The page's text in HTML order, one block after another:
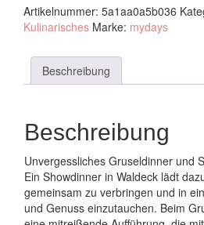
Artikelnummer: 5a1aa0a5b036
Kulinarisches Marke: mydays
Beschreibung
Beschreibung
Unvergessliches Gruseldinner und
Ein Showdinner in Waldeck lädt
gemeinsam zu verbringen und in
und Genuss einzutauchen. Beim